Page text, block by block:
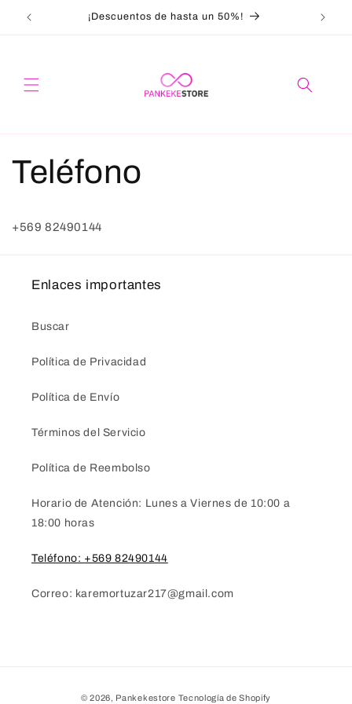
directamente
¡Descuentos de hasta un 50%!
Teléfono
+569 82490144
Enlaces importantes
Buscar
Política de Privacidad
Política de Envío
Términos del Servicio
Política de Reembolso
Horario de Atención: Lunes a Viernes de 10:00 a
18:00 horas
Teléfono: +569 82490144
Correo: karemortuzar217@gmail.com
© 2026, Pankekestore Tecnología de Shopify